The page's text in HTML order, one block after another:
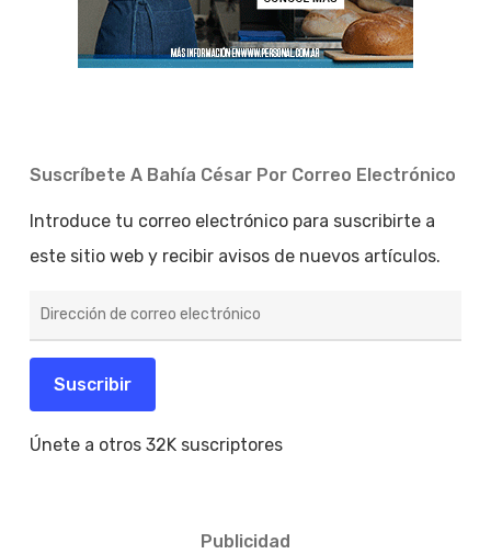
Suscríbete A Bahía César Por Correo Electrónico
Introduce tu correo electrónico para suscribirte a
este sitio web y recibir avisos de nuevos artículos.
de
electrónico
Suscribir
Únete a otros 32K suscriptores
Publicidad